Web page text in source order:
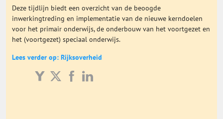
Categorie
Algemeen
Deze tijdlijn biedt een overzicht van de beoogde
inwerkingtreding en implementatie van de nieuwe kerndoelen
voor het primair onderwijs, de onderbouw van het voortgezet en
het (voortgezet) speciaal onderwijs.
Lees verder op: Rijksoverheid